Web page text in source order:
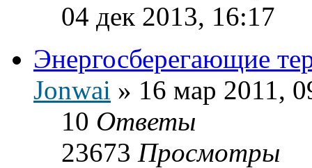
04 дек 2013, 16:17
Энергосберегающие
Jonwai » 16 мар 2011,
10 Ответы
23673 Просмотры